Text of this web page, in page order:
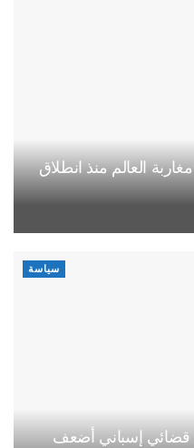
من مغاربة العالم منذ انطلاق
سياسة
إسباني أضعف